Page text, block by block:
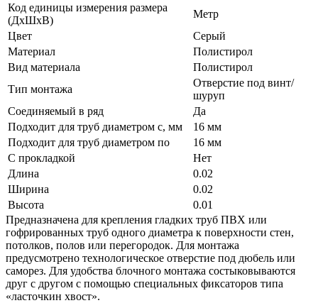
Код единицы измерения размера
(ДхШхВ)
Метр
Цвет
Серый
Материал
Полистирол
Вид материала
Полистирол
Тип монтажа
Отверстие под винт/
шуруп
Соединяемый в ряд
Да
Подходит для труб диаметром с, мм
16 мм
Подходит для труб диаметром по
16 мм
С прокладкой
Нет
Длина
0.02
Ширина
0.02
Высота
0.01
Предназначена для крепления гладких труб ПВХ или
гофрированных труб одного диаметра к поверхности стен,
потолков, полов или перегородок. Для монтажа
предусмотрено технологическое отверстие под дюбель или
саморез. Для удобства блочного монтажа состыковываются
друг с другом с помощью специальных фиксаторов типа
«ласточкин хвост».